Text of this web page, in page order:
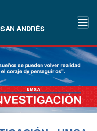
ANDRÉS